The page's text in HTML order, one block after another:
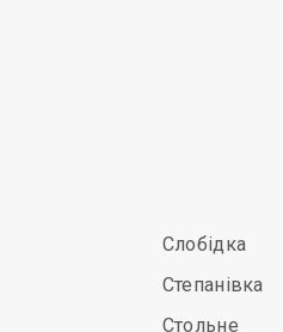
Слобідка
Степанівка
Стольне